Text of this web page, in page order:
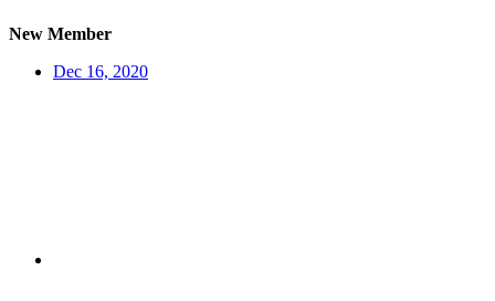
New Member
Dec 16, 2020